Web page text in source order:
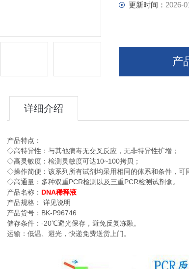
更新时间： 2026-
产
详细介绍
产品特点：
◇高特异性：与其他病毒无交叉反应，无非特异性扩增；
◇高灵敏度：检测灵敏度可达10~100拷贝；
◇操作简便：该系列所有试剂均采用相同的体系和条件，可
◇高通量：多种双重PCR检测以及三重PCR检测试剂盒。
产品名称： DNA稀释液
产品规格：
详见说明
产品货号： BK-P96746
储存条件： -20℃避光保存，避免反复冻融。
运输：低温、避光，快递免费送货上门。